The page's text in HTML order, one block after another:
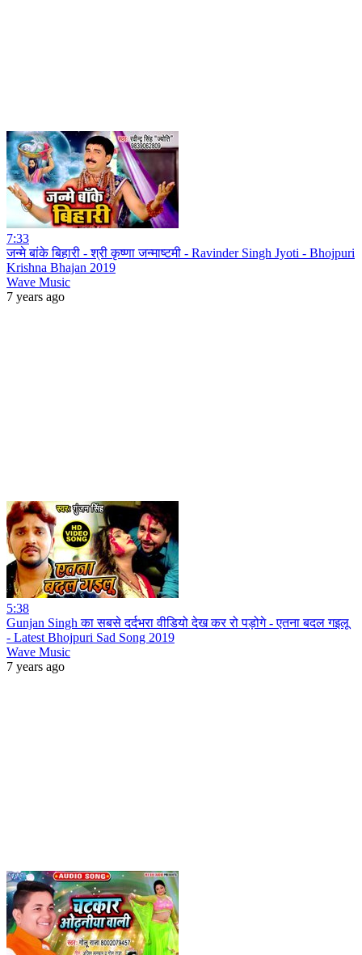
7:33
जन्मे बांके बिहारी - श्री कृष्णा जन्माष्टमी - Ravinder Singh Jyoti - Bhojpuri
Krishna Bhajan 2019
Wave Music
7 years ago
5:38
Gunjan Singh का सबसे दर्दभरा वीडियो देख कर रो पड़ोगे - एतना बदल गइलू
- Latest Bhojpuri Sad Song 2019
Wave Music
7 years ago